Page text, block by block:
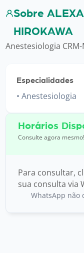
Sobre
HIROKAWA
Anestesiologia
Especialidades
Anestesiologia
Horários
Consulte agora mesmo!
Para consultar,
sua consulta via
WhatsApp não